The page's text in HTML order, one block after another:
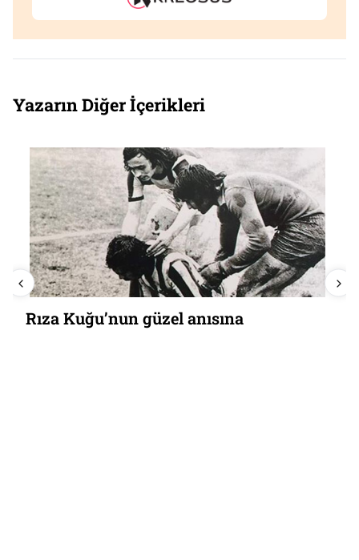
Yazarın Diğer İçerikleri
Rıza Kuğu’nun güzel anısına